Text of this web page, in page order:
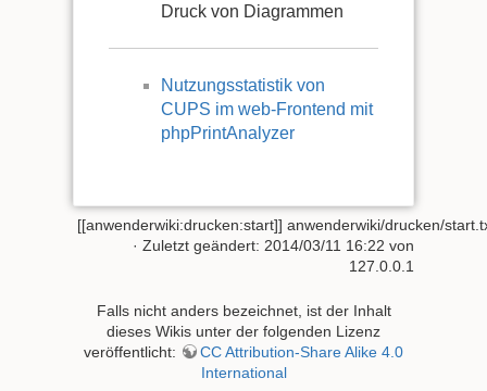
Druck von Diagrammen
Nutzungsstatistik von
CUPS im web-Frontend mit
phpPrintAnalyzer
[[anwenderwiki:drucken:start]]anwenderwiki/drucken/
· Zuletzt geändert: 2014/03/11 16:22 von
127.0.0.1
Falls nicht anders bezeichnet, ist der Inhalt
dieses Wikis unter der folgenden Lizenz
veröffentlicht:
CC Attribution-Share Alike 4.0
International